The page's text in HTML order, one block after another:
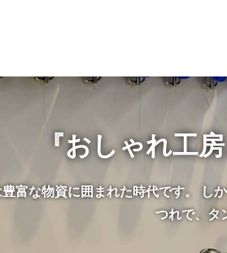
『おしゃれ工
富な物資に囲まれた時代です。 し
つれで、タ